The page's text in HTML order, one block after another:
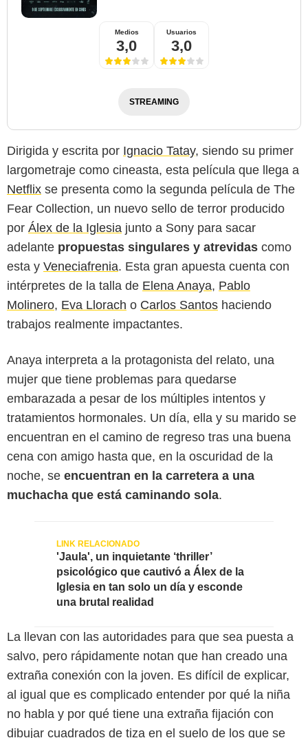
Medios
3,0
Usuarios
3,0
STREAMING
Dirigida y escrita por Ignacio Tatay, siendo su primer
largometraje como cineasta, esta película que llega a
Netflix se presenta como la segunda película de The
Fear Collection, un nuevo sello de terror producido
por Álex de la Iglesia junto a Sony para sacar
adelante propuestas singulares y atrevidas como
esta y Veneciafrenia. Esta gran apuesta cuenta con
intérpretes de la talla de Elena Anaya, Pablo
Molinero, Eva Llorach o Carlos Santos haciendo
trabajos realmente impactantes.
Anaya interpreta a la protagonista del relato, una
mujer que tiene problemas para quedarse
embarazada a pesar de los múltiples intentos y
tratamientos hormonales. Un día, ella y su marido se
encuentran en el camino de regreso tras una buena
cena con amigo hasta que, en la oscuridad de la
noche, se encuentran en la carretera a una
muchacha que está caminando sola.
'Jaula', un inquietante ‘thriller’
psicológico que cautivó a Álex de la
Iglesia en tan solo un día y esconde
una brutal realidad
La llevan con las autoridades para que sea puesta a
salvo, pero rápidamente notan que han creado una
extraña conexión con la joven. Es difícil de explicar,
al igual que es complicado entender por qué la niña
no habla y por qué tiene una extraña fijación con
dibujar cuadrados de tiza en el suelo de los que se